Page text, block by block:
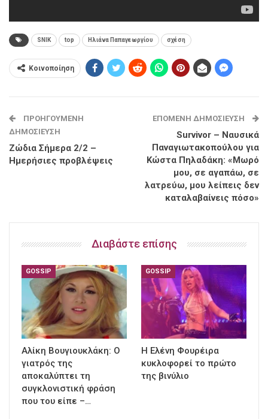
SNIK top Ηλιάνα Παπαγεωργίου σχέση
Κοινοποίηση
ΠΡΟΗΓΟΎΜΕΝΗ
ΔΗΜΟΣΊΕΥΣΗ
Ζώδια Σήμερα 2/2 –
Ημερήσιες προβλέψεις
ΕΠΌΜΕΝΗ ΔΗΜΟΣΊΕΥΣΗ
Survivor – Ναυσικά
Παναγιωτακοπούλου για
Κώστα Πηλαδάκη: «Μωρό
μου, σε αγαπάω, σε
λατρεύω, μου λείπεις δεν
καταλαβαίνεις πόσο»
Διαβάστε επίσης
GOSSIP
Αλίκη Βουγιουκλάκη: Ο
γιατρός της
αποκαλύπτει τη
συγκλονιστική φράση
που του είπε –…
GOSSIP
Η Ελένη Φουρέιρα
κυκλοφορεί το πρώτο
της βινύλιο